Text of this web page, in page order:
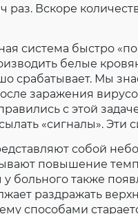
раз. Вскоре
система быстро
белые
срабатывает. Мы
заражения
с этой
«сигналы».
собой
повышение
больного также
раздражать
способами